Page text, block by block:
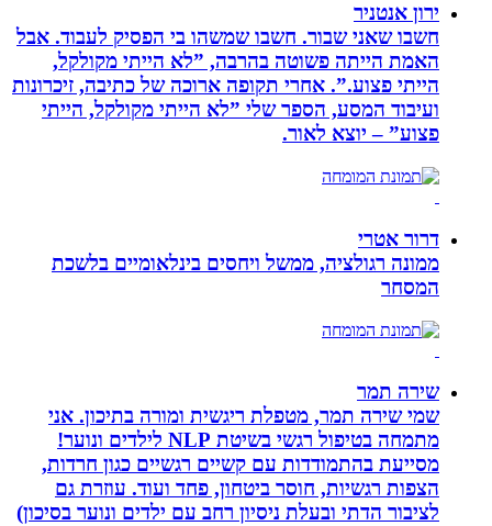
ירון אנטניר
חשבו שאני שבור. חשבו שמשהו בי הפסיק לעבוד. אבל
האמת הייתה פשוטה בהרבה, ”לא הייתי מקולקל,
הייתי פצוע.”. אחרי תקופה ארוכה של כתיבה, זיכרונות
ועיבוד המסע, הספר שלי ”לא הייתי מקולקל, הייתי
פצוע” – יוצא לאור.
דרור אטרי
ממונה רגולציה, ממשל ויחסים בינלאומיים בלשכת
המסחר
שירה תמר
שמי שירה תמר, מטפלת ריגשית ומורה בתיכון. אני
מתמחה בטיפול רגשי בשיטת NLP לילדים ונוער!
מסייעת בהתמודדות עם קשיים רגשיים כגון חרדות,
הצפות רגשיות, חוסר ביטחון, פחד ועוד. עוזרת גם
לציבור הדתי ובעלת ניסיון רחב עם ילדים ונוער בסיכון)